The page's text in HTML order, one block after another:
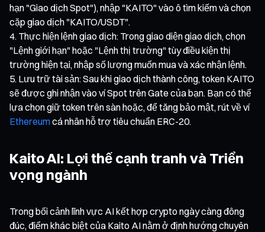
hạn "Giao dịch Spot"), nhập "KAITO" vào ô tìm kiếm và chọn
cặp giao dịch "KAITO/USDT".
Thực hiện lệnh giao dịch: Trong giao diện giao dịch, chọn
"Lệnh giới hạn" hoặc "Lệnh thị trường" tùy điều kiện thị
trường hiện tại, nhập số lượng muốn mua và xác nhận lệnh.
Lưu trữ tài sản: Sau khi giao dịch thành công, token KAITO
sẽ được ghi nhận vào ví Spot trên Gate của bạn. Bạn có thể
lựa chọn giữ token trên sàn hoặc, để tăng bảo mật, rút về ví
Ethereumcá nhân hỗ trợ tiêu chuẩn ERC-20.
Kaito AI: Lợi thế cạnh tranh và Triển
vọng ngành
Trong bối cảnh lĩnh vực AI kết hợp crypto ngày càng đông
đúc, điểm khác biệt của Kaito AI nằm ở định hướng chuyên